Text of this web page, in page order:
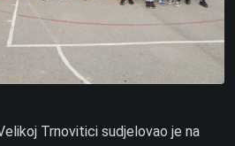
Trnovitici sudjelovao je na